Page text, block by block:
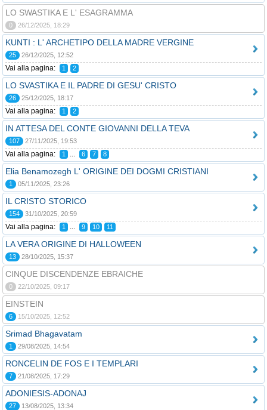
LO SWASTIKA E L' ESAGRAMMA
0 26/12/2025, 18:29
KUNTI : L' ARCHETIPO DELLA MADRE VERGINE
25 26/12/2025, 12:52
Vai alla pagina: 1 2
LO SVASTIKA E IL PADRE DI GESU' CRISTO
26 25/12/2025, 18:17
Vai alla pagina: 1 2
IN ATTESA DEL CONTE GIOVANNI DELLA TEVA
107 27/11/2025, 19:53
Vai alla pagina: 1 ... 6 7 8
Elia Benamozegh L' ORIGINE DEI DOGMI CRISTIANI
1 05/11/2025, 23:26
IL CRISTO STORICO
154 31/10/2025, 20:59
Vai alla pagina: 1 ... 9 10 11
LA VERA ORIGINE DI HALLOWEEN
13 28/10/2025, 15:37
CINQUE DISCENDENZE EBRAICHE
0 22/10/2025, 09:17
EINSTEIN
6 15/10/2025, 12:52
Srimad Bhagavatam
1 29/08/2025, 14:54
RONCELIN DE FOS E I TEMPLARI
7 21/08/2025, 17:29
ADONIESIS-ADONAJ
27 13/08/2025, 13:34